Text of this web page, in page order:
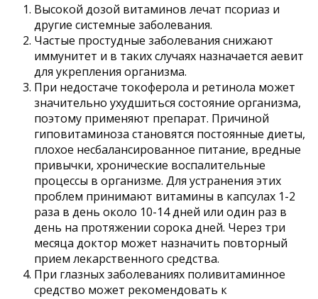
Высокой дозой витаминов лечат псориаз и
другие системные заболевания.
Частые простудные заболевания снижают
иммунитет и в таких случаях назначается аевит
для укрепления организма.
При недостаче токоферола и ретинола может
значительно ухудшиться состояние организма,
поэтому применяют препарат. Причиной
гиповитаминоза становятся постоянные диеты,
плохое несбалансированное питание, вредные
привычки, хронические воспалительные
процессы в организме. Для устранения этих
проблем принимают витамины в капсулах 1-2
раза в день около 10-14 дней или один раз в
день на протяжении сорока дней. Через три
месяца доктор может назначить повторный
прием лекарственного средства.
При глазных заболеваниях поливитаминное
средство может рекомендовать к